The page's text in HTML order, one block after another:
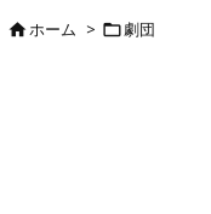
ホーム > 劇団